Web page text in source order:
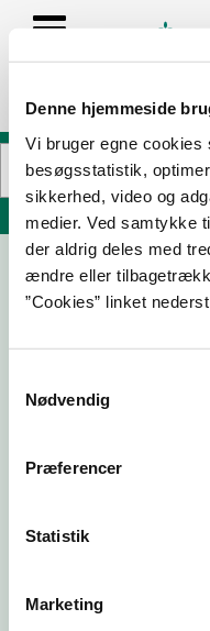
Denne hjemmeside
Vi bruger egne
besøgsstatistik,
sikkerhed, video og
medier. Ved samtykke
der aldrig deles med
ændre eller
”Cookies” linket
Nødvendig
Præferencer
Statistik
Marketing
Søg på adresse,
Virksomhedstype